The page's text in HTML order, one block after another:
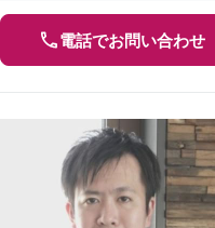
電話でお問い合わせ